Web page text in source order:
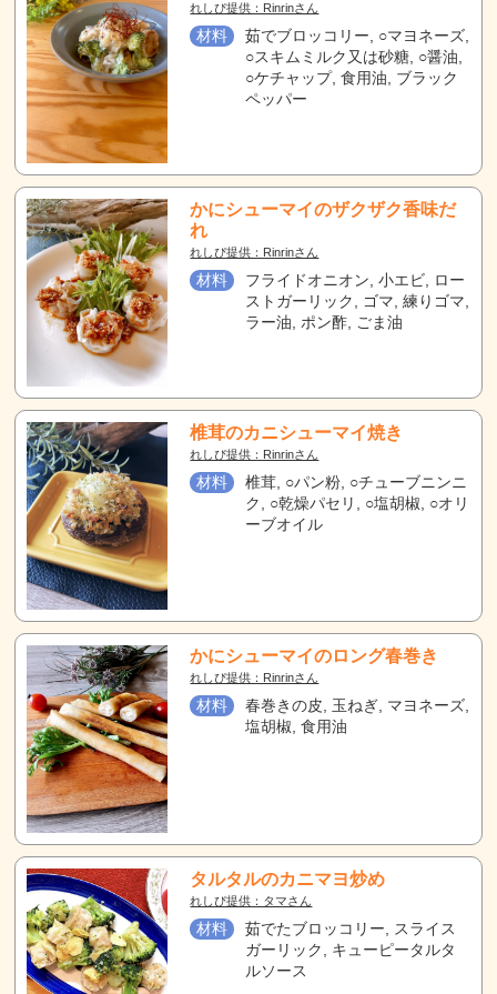
れしぴ提供：Rinrinさん
材料
茹でブロッコリー, ○マヨネーズ,
○スキムミルク又は砂糖, ○醤油,
○ケチャップ, 食用油, ブラック
ペッパー
かにシューマイのザクザク香味だ
れ
れしぴ提供：Rinrinさん
材料
フライドオニオン, 小エビ, ロー
ストガーリック, ゴマ, 練りゴマ,
ラー油, ポン酢, ごま油
椎茸のカニシューマイ焼き
れしぴ提供：Rinrinさん
材料
椎茸, ○パン粉, ○チューブニンニ
ク, ○乾燥パセリ, ○塩胡椒, ○オリ
ーブオイル
かにシューマイのロング春巻き
れしぴ提供：Rinrinさん
材料
春巻きの皮, 玉ねぎ, マヨネーズ,
塩胡椒, 食用油
タルタルのカニマヨ炒め
れしぴ提供：タマさん
材料
茹でたブロッコリー, スライス
ガーリック, キューピータルタ
ルソース